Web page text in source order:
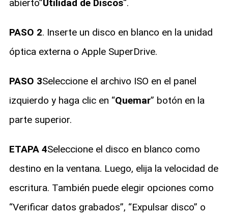
abierto”Utilidad de Discos“.
PASO 2. Inserte un disco en blanco en la unidad
óptica externa o Apple SuperDrive.
PASO 3Seleccione el archivo ISO en el panel
izquierdo y haga clic en “Quemar” botón en la
parte superior.
ETAPA 4Seleccione el disco en blanco como
destino en la ventana. Luego, elija la velocidad de
escritura. También puede elegir opciones como
“Verificar datos grabados”, “Expulsar disco” o